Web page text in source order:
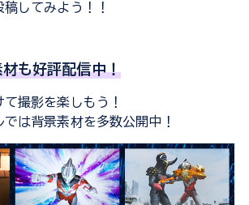
してみよう！！
も好評配信中！
撮影を楽しもう！
は背景素材を多数公開中！